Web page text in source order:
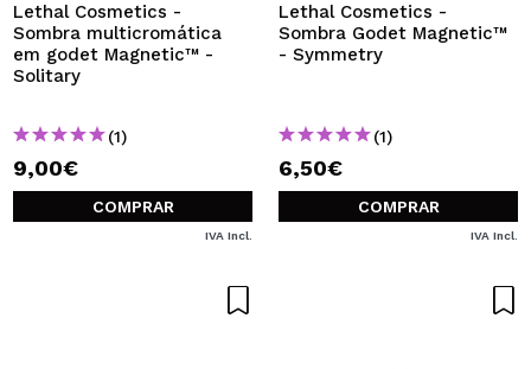
Lethal Cosmetics -
Sombra multicromática
em godet Magnetic™ -
Solitary
(1)
9,00€
COMPRAR
IVA Incl.
Lethal Cosmetics -
Sombra Godet Magnetic™
- Symmetry
(1)
6,50€
COMPRAR
IVA Incl.